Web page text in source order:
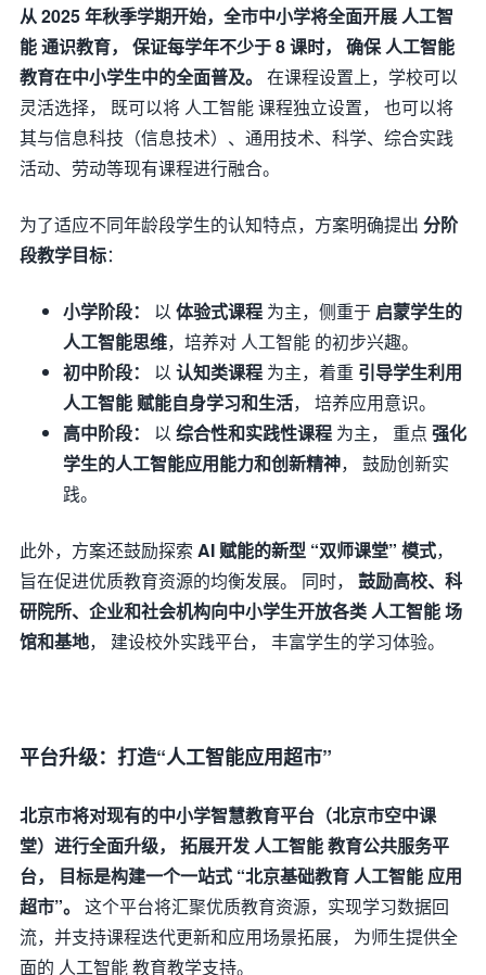
从 2025 年秋季学期开始，全市中小学将全面开展 人工智
能 通识教育， 保证每学年不少于 8 课时， 确保 人工智能
教育在中小学生中的全面普及。 在课程设置上，学校可以
灵活选择， 既可以将 人工智能 课程独立设置， 也可以将
其与信息科技（信息技术）、通用技术、科学、综合实践
活动、劳动等现有课程进行融合。
为了适应不同年龄段学生的认知特点，方案明确提出 分阶
段教学目标：
小学阶段： 以 体验式课程 为主，侧重于 启蒙学生的
人工智能思维，培养对 人工智能 的初步兴趣。
初中阶段：
以 认知类课程 为主，着重 引导学生利用
人工智能 赋能自身学习和生活， 培养应用意识。
高中阶段：
以 综合性和实践性课程 为主， 重点 强化
学生的人工智能应用能力和创新精神， 鼓励创新实
践。
此外，方案还鼓励探索 AI 赋能的新型 “双师课堂” 模式，
旨在促进优质教育资源的均衡发展。 同时， 鼓励高校、科
研院所、企业和社会机构向中小学生开放各类 人工智能 场
馆和基地， 建设校外实践平台， 丰富学生的学习体验。
平台升级：打造“人工智能应用超市”
北京市将对现有的中小学智慧教育平台（北京市空中课
堂）进行全面升级， 拓展开发 人工智能 教育公共服务平
台， 目标是构建一个一站式 “北京基础教育 人工智能 应用
超市”。 这个平台将汇聚优质教育资源，实现学习数据回
流，并支持课程迭代更新和应用场景拓展， 为师生提供全
面的 人工智能 教育教学支持。